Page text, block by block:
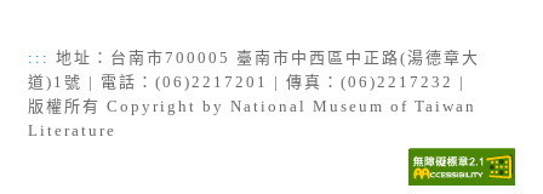
::: 地址：台南市700005 臺南市中西區中正路(湯德章大
道)1號 | 電話：(06)2217201 | 傳真：(06)2217232 |
版權所有 Copyright by National Museum of Taiwan
Literature